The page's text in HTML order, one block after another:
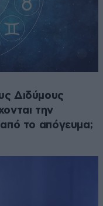
Διδύμους
την
από το απόγευμα;